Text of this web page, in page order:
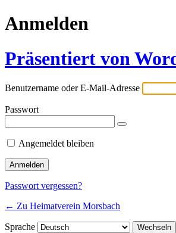
Anmelden
Präsentiert von
Benutzername oder E-Mail-Adresse
Passwort
Angemeldet bleiben
Passwort vergessen?
← Zu Heimatverein Morsbach
Sprache